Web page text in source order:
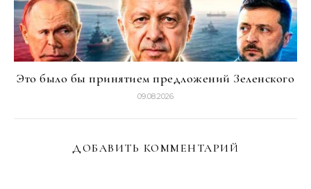
Это было бы принятием предложений Зеленского
09.08.2026
ДОБАВИТЬ КОММЕНТАРИЙ